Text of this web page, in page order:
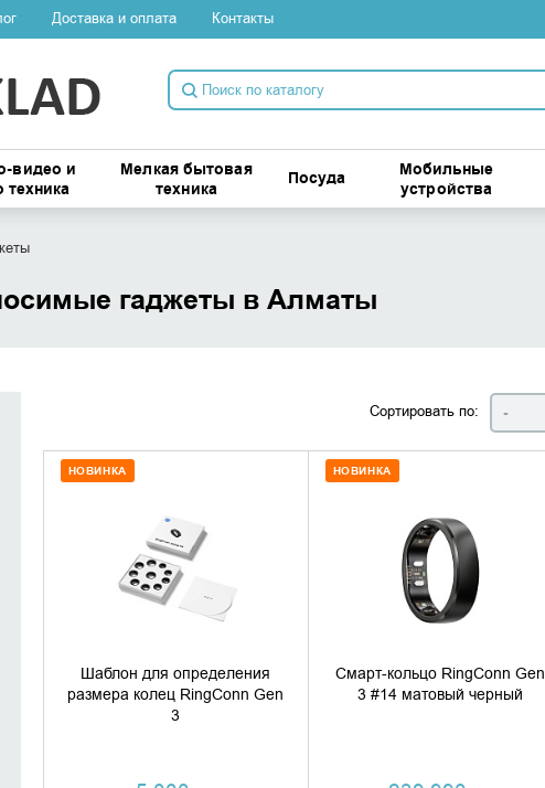
Доставка и оплата Контакты
видео и
техника
Мелкая бытовая
техника
Посуда
Мобильные
устройства
гаджеты в Алматы
Сортировать по: -
Шаблон для определения
размера колец RingConn Gen
3
НОВИНКА
ДОБАВИТЬ В КОРЗИНУ
КУПИТЬ В 1 КЛИК
Смарт-кольцо RingConn Gen
3 #14 матовый черный
НОВИНКА
ДОБАВИТЬ В КОРЗИНУ
КУПИТЬ В 1 КЛИК